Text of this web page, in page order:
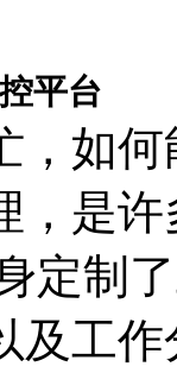
平台
，如
，是
定制
及工